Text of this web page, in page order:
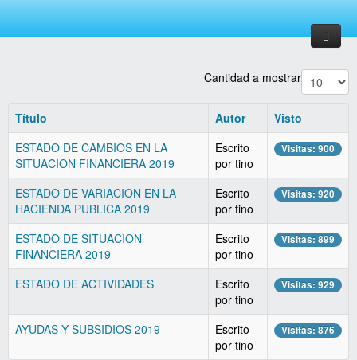
Cantidad a mostrar
Título Autor
Visto
ESTADO DE CAMBIOS EN LA
SITUACION FINANCIERA 2019
Escrito
por tino
Visitas: 900
ESTADO DE VARIACION EN LA
HACIENDA PUBLICA 2019
Escrito
por tino
Visitas: 920
ESTADO DE SITUACION
FINANCIERA 2019
Escrito
por tino
Visitas: 899
ESTADO DE ACTIVIDADES
Escrito
por tino
Visitas: 929
AYUDAS Y SUBSIDIOS 2019
Escrito
por tino
Visitas: 876
ACERCA DE
Proceso de entrega y recepción
SERVICIOS
DIF
ORGANIGRAMA
DIRECTORIO
MISIÓN
PROGRAMAS
TRANSPARENCIA
ARTICULO 8
CONTÁCTANOS